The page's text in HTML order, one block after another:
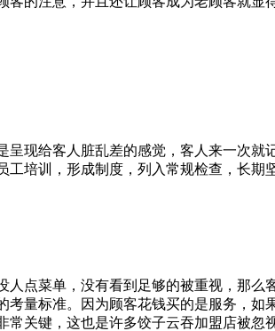
现给客人脏乱差的感觉，客人来一次就
培训，形成制度，列入常规检查，长期
点菜单，没有看到足够的被重视，那么
量标准。因为顾客花钱买的是服务，如
关键，这也是许多饺子云吞加盟店被忽